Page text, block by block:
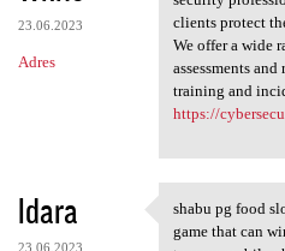
23.06.2023
Adres
clients protect
We offer a wide
assessments
training and
https://
ldara
23.06.2023
shabu pg
shabu pg food
game that can